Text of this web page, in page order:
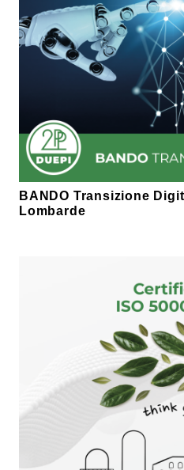
BANDO Transizione
Lombarde